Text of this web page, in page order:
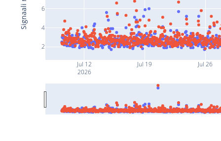
Jul 12
2026
Jul 19 Jul 26
2
4
6